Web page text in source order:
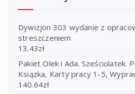
Dywizjon 303 wydanie z
streszczeniem
13.43zł
Pakiet Olek i Ada. Sześciolatek.
Ksiązka, Karty pracy 1-5,
140.64zł